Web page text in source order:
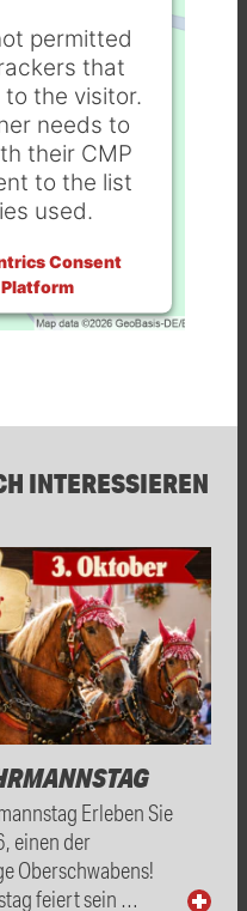
permitted
that
the visitor.
needs to
their CMP
to the list
used.
Consent
INTERESSIEREN
Erleben Sie
einen der
Oberschwabens!
feiert sein …